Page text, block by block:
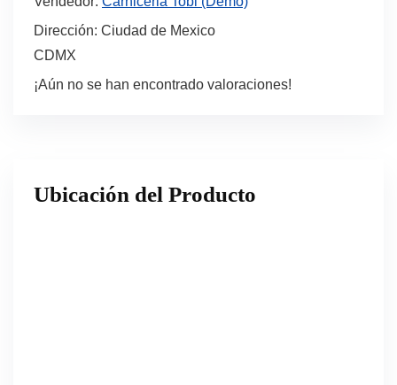
Dirección: Ciudad de Mexico
CDMX
¡Aún no se han encontrado valoraciones!
Ubicación del Producto